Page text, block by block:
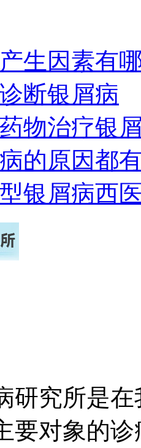
生因素有
断银屑病
物治疗银
的原因都
银屑病西
研究所是
要对象的